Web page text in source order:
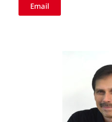
Email